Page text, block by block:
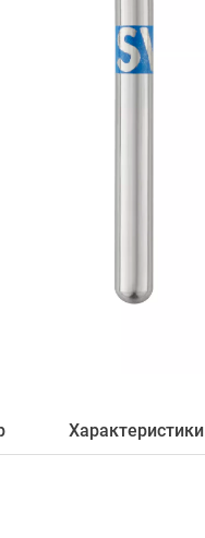
Характеристики